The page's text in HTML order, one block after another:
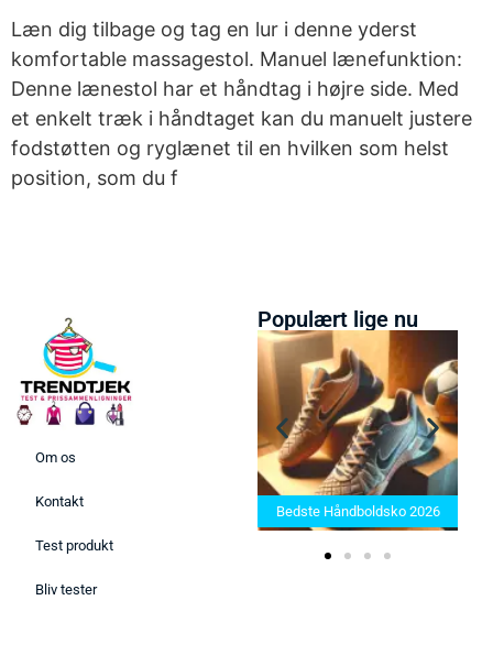
Læn dig tilbage og tag en lur i denne yderst
komfortable massagestol. Manuel lænefunktion:
Denne lænestol har et håndtag i højre side. Med
et enkelt træk i håndtaget kan du manuelt justere
fodstøtten og ryglænet til en hvilken som helst
position, som du f
Om os
Kontakt
Test produkt
Bliv tester
Populært lige nu
Bedste Saunatæppe 2025 –
Find de bedste produkter her!
Bedste Håndboldsko 2026